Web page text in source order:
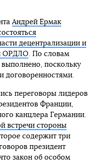
Андрей Ермак
децентрализации и
ОРДЛО. По словам
выполнено, поскольку
договоренностями.
переговоры лидеров
Франции,
канцлера Германии.
встречи стороны
содержит три
президент
закон об особом